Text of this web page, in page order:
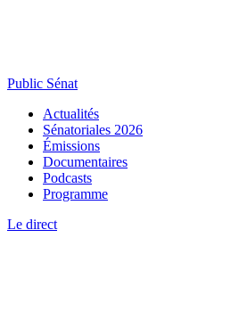
Public Sénat
Actualités
Sénatoriales 2026
Émissions
Documentaires
Podcasts
Programme
Le direct